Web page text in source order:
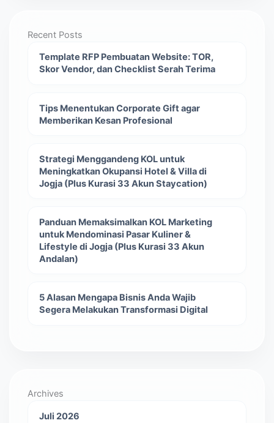
Recent Posts
Template RFP Pembuatan Website: TOR,
Skor Vendor, dan Checklist Serah Terima
Tips Menentukan Corporate Gift agar
Memberikan Kesan Profesional
Strategi Menggandeng KOL untuk
Meningkatkan Okupansi Hotel & Villa di
Jogja (Plus Kurasi 33 Akun Staycation)
Panduan Memaksimalkan KOL Marketing
untuk Mendominasi Pasar Kuliner &
Lifestyle di Jogja (Plus Kurasi 33 Akun
Andalan)
5 Alasan Mengapa Bisnis Anda Wajib
Segera Melakukan Transformasi Digital
Archives
Juli 2026